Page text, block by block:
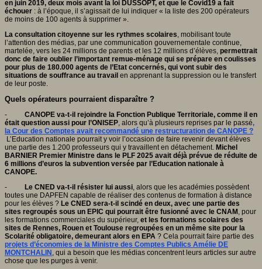
en juin 2019, deux mois avant la loi DUSSOPT, et que le Covid19 a fait
échouer : à l’époque, il s’agissait de lui indiquer « la liste des 200 opérateurs
de moins de 100 agents à supprimer ».
La consultation citoyenne sur les rythmes scolaires , mobilisant toute
l’attention des médias, par une communication gouvernementale continue,
martelée, vers les 24 millions de parents et les 12 millions d’élèves, permettrait
donc de faire oublier l’important remue-ménage qui se prépare en coulisses
pour plus de 180.000 agents de l’Etat concernés, qui vont subir des
situations de souffrance au travail en apprenant la suppression ou le transfert
de leur poste.
Quels opérateurs pourraient disparaître ?
- CANOPE va-t-il rejoindre la Fonction Publique Territoriale, comme il en
était question aussi pour l’ONISEP , alors qu’à plusieurs reprises par le passé,
la Cour des Comptes avait recommandé une restructuration de CANOPE ?
L’Education nationale pourrait y voir l’occasion de faire revenir devant élèves
une partie des 1.200 professeurs qui y travaillent en détachement. Michel
BARNIER Premier Ministre dans le PLF 2025 avait déjà prévue de réduite de
6 millions d’euros la subvention versée par l’Education nationale à
CANOPE.
- Le CNED va-t-il résister lui aussi , alors que les académies possèdent
toutes une DAPFEN capable de réaliser des contenus de formation à distance
pour les élèves ? Le CNED sera-t-il scindé en deux, avec une partie des
sites regroupés sous un EPIC qui pourrait être fusionné avec le CNAM , pour
les formations commerciales du supérieur, et les formations scolaires des
sites de Rennes, Rouen et Toulouse regroupées en un même site pour la
Scolarité obligatoire, demeurant alors en EPA ? Cela pourrait faire partie des
projets d’économies de la Ministre des Comptes Publics Amélie DE
MONTCHALIN , qui a besoin que les médias concentrent leurs articles sur autre
chose que les purges à venir.